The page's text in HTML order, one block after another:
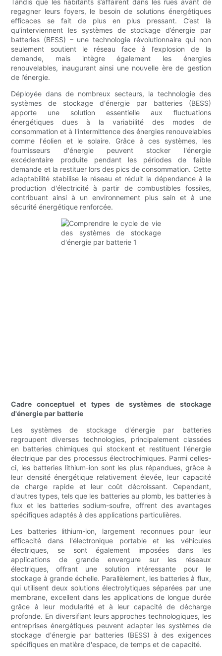
Tandis que les habitants s’affairent dans les rues avant de
regagner leurs foyers, le besoin de solutions énergétiques
efficaces se fait de plus en plus pressant. C’est là
qu’interviennent les systèmes de stockage d’énergie par
batteries (BESS) – une technologie révolutionnaire qui non
seulement soutient le réseau face à l’explosion de la
demande, mais intègre également les énergies
renouvelables, inaugurant ainsi une nouvelle ère de gestion
de l’énergie.
Déployée dans de nombreux secteurs, la technologie des
systèmes de stockage d'énergie par batteries (BESS)
apporte une solution essentielle aux fluctuations
énergétiques dues à la variabilité des modes de
consommation et à l'intermittence des énergies renouvelables
comme l'éolien et le solaire. Grâce à ces systèmes, les
fournisseurs d'énergie peuvent stocker l'énergie
excédentaire produite pendant les périodes de faible
demande et la restituer lors des pics de consommation. Cette
adaptabilité stabilise le réseau et réduit la dépendance à la
production d'électricité à partir de combustibles fossiles,
contribuant ainsi à un environnement plus sain et à une
sécurité énergétique renforcée.
Cadre conceptuel et types de systèmes de stockage
d'énergie par batterie
Les systèmes de stockage d'énergie par batteries
regroupent diverses technologies, principalement classées
en batteries chimiques qui stockent et restituent l'énergie
électrique par des processus électrochimiques. Parmi celles-
ci, les batteries lithium-ion sont les plus répandues, grâce à
leur densité énergétique relativement élevée, leur capacité
de charge rapide et leur coût décroissant. Cependant,
d'autres types, tels que les batteries au plomb, les batteries à
flux et les batteries sodium-soufre, offrent des avantages
spécifiques adaptés à des applications particulières.
Les batteries lithium-ion, largement reconnues pour leur
efficacité dans l'électronique portable et les véhicules
électriques, se sont également imposées dans les
applications de grande envergure sur les réseaux
électriques, offrant une solution intéressante pour le
stockage à grande échelle. Parallèlement, les batteries à flux,
qui utilisent deux solutions électrolytiques séparées par une
membrane, excellent dans les applications de longue durée
grâce à leur modularité et à leur capacité de décharge
profonde. En diversifiant leurs approches technologiques, les
entreprises énergétiques peuvent adapter les systèmes de
stockage d'énergie par batteries (BESS) à des exigences
spécifiques en matière d'espace, de temps et de capacité.